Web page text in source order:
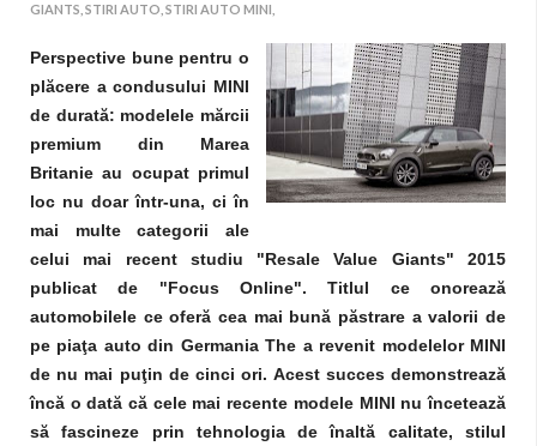
GIANTS, STIRI AUTO, STIRI AUTO MINI,
Perspective bune pentru o
plăcere a condusului MINI
de durată: modelele mărcii
premium din Marea
Britanie au ocupat primul
loc nu doar într-una, ci în
mai multe categorii ale
celui mai recent studiu "Resale Value Giants" 2015
publicat de "Focus Online". Titlul ce onorează
automobilele ce oferă cea mai bună păstrare a valorii de
pe piaţa auto din Germania The a revenit modelelor MINI
de nu mai puţin de cinci ori. Acest succes demonstrează
încă o dată că cele mai recente modele MINI nu încetează
să fascineze prin tehnologia de înaltă calitate, stilul